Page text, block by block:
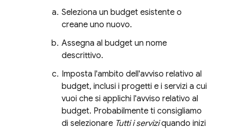
Seleziona un budget esistente o
creane uno nuovo.
Assegna al budget un nome
descrittivo.
Imposta l'ambito dell'avviso relativo al
budget, inclusi i progetti e i servizi a cui
vuoi che si applichi l'avviso relativo al
budget. Probabilmente ti consigliamo
di selezionare Tutti i serviziquando inizi